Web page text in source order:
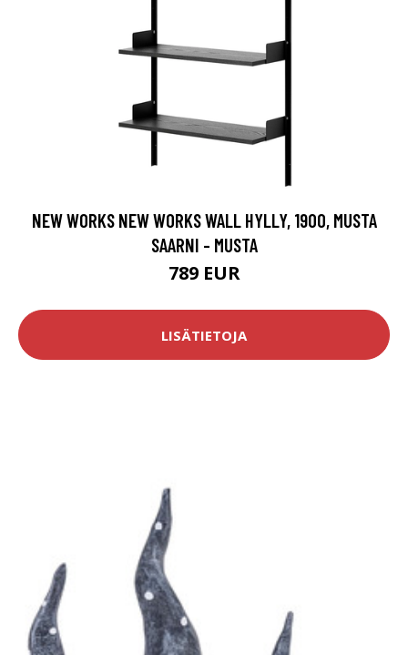
NEW WORKS NEW WORKS WALL HYLLY, 1900, MUSTA
SAARNI - MUSTA
789 EUR
LISÄTIETOJA